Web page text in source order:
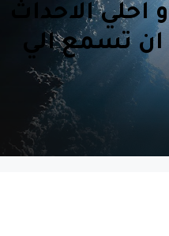
احلي الاحداث
ان تسمع الي